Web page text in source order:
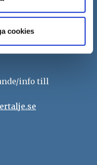
cookies
26
info till